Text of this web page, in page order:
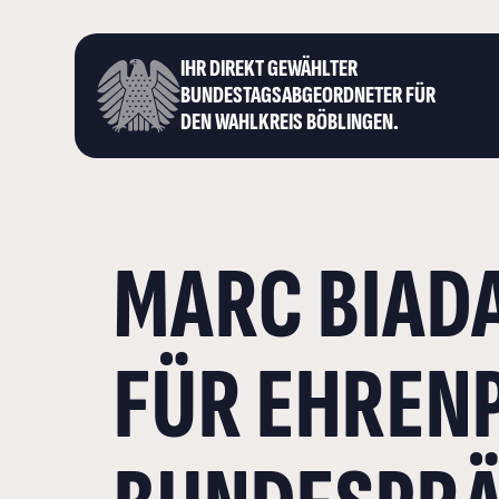
IHR DIREKT GEWÄHLTER
BUNDESTAGS­ABGEORDNETER FÜR
DEN WAHLKREIS BÖBLINGEN.
MARC
FÜR